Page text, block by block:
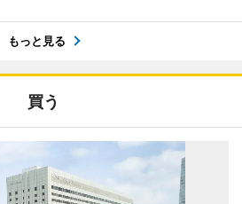
もっと見る
買う